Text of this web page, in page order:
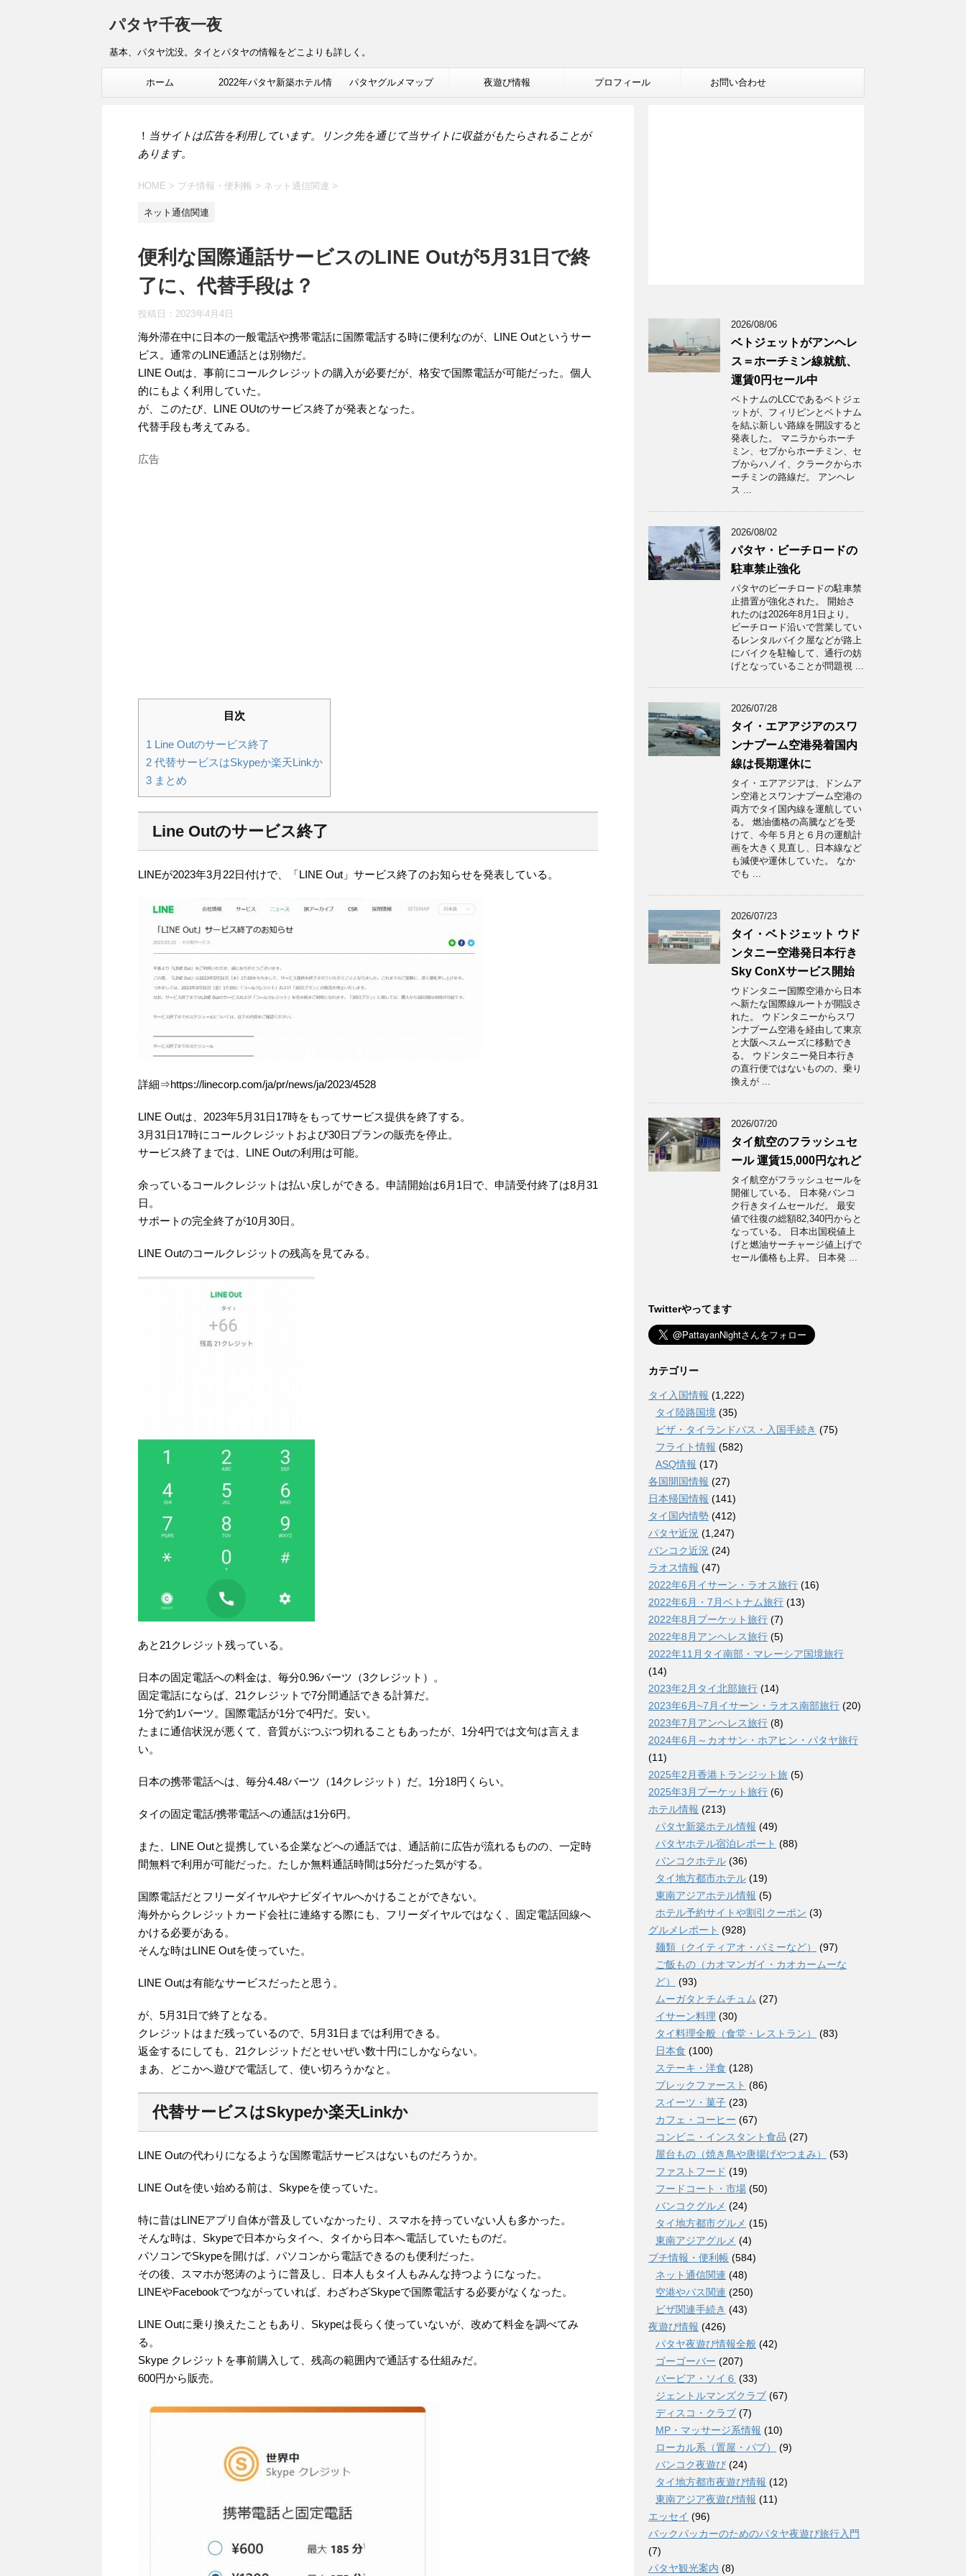
パタヤ千夜一夜
基本、パタヤ沈没。タイとパタヤの情報をどこよりも詳しく。
ホーム 2022年パタヤ新築ホテル情 パタヤグルメマップ 夜遊び情報 プロフィール お問い合わせ
！ 当サイトは広告を利用しています。リンク先を通じて当サイトに収益がもたらされることが
あります。
HOME > プチ情報・便利帳 > ネット通信関連 >
ネット通信関連
便利な国際通話サービスのLINE Outが5月31日で終
了に、代替手段は？
投稿日： 2023年4月4日
海外滞在中に日本の一般電話や携帯電話に国際電話する時に便利なのが、LINE Outというサー
ビス。通常のLINE通話とは別物だ。
LINE Outは、事前にコールクレジットの購入が必要だが、格安で国際電話が可能だった。個人
的にもよく利用していた。
が、このたび、LINE OUtのサービス終了が発表となった。
代替手段も考えてみる。
広告
目次
1 Line Outのサービス終了
2 代替サービスはSkypeか楽天Linkか
3 まとめ
Line Outのサービス終了
LINEが2023年3月22日付けで、「LINE Out」サービス終了のお知らせを発表している。
詳細⇒https://linecorp.com/ja/pr/news/ja/2023/4528
LINE Outは、2023年5月31日17時をもってサービス提供を終了する。
3月31日17時にコールクレジットおよび30日プランの販売を停止。
サービス終了までは、LINE Outの利用は可能。
余っているコールクレジットは払い戻しができる。申請開始は6月1日で、申請受付終了は8月31
日。
サポートの完全終了が10月30日。
LINE Outのコールクレジットの残高を見てみる。
あと21クレジット残っている。
日本の固定電話への料金は、毎分0.96バーツ（3クレジット）。
固定電話にならば、21クレジットで7分間通話できる計算だ。
1分で約1バーツ。国際電話が1分で4円だ。安い。
たまに通信状況が悪くて、音質がぶつぶつ切れることもあったが、1分4円では文句は言えま
い。
日本の携帯電話へは、毎分4.48バーツ（14クレジット）だ。1分18円くらい。
タイの固定電話/携帯電話への通話は1分6円。
また、LINE Outと提携している企業などへの通話では、通話前に広告が流れるものの、一定時
間無料で利用が可能だった。たしか無料通話時間は5分だった気がする。
国際電話だとフリーダイヤルやナビダイヤルへかけることができない。
海外からクレジットカード会社に連絡する際にも、フリーダイヤルではなく、固定電話回線へ
かける必要がある。
そんな時はLINE Outを使っていた。
LINE Outは有能なサービスだったと思う。
が、5月31日で終了となる。
クレジットはまだ残っているので、5月31日までは利用できる。
返金するにしても、21クレジットだとせいぜい数十円にしかならない。
まあ、どこかへ遊びで電話して、使い切ろうかなと。
代替サービスはSkypeか楽天Linkか
LINE Outの代わりになるような国際電話サービスはないものだろうか。
LINE Outを使い始める前は、Skypeを使っていた。
特に昔はLINEアプリ自体が普及していなかったり、スマホを持っていない人も多かった。
そんな時は、Skypeで日本からタイへ、タイから日本へ電話していたものだ。
パソコンでSkypeを開けば、パソコンから電話できるのも便利だった。
その後、スマホが怒涛のように普及し、日本人もタイ人もみんな持つようになった。
LINEやFacebookでつながっていれば、わざわざSkypeで国際電話する必要がなくなった。
LINE Outに乗り換えたこともあり、Skypeは長らく使っていないが、改めて料金を調べてみ
る。
Skype クレジットを事前購入して、残高の範囲内で通話する仕組みだ。
600円から販売。
2026/08/06
ベトジェットがアンヘレ
ス＝ホーチミン線就航、
運賃0円セール中
ベトナムのLCCであるベトジェ
ットが、フィリピンとベトナム
を結ぶ新しい路線を開設すると
発表した。 マニラからホーチ
ミン、セブからホーチミン、セ
ブからハノイ、クラークからホ
ーチミンの路線だ。 アンヘレ
ス ...
2026/08/02
パタヤ・ビーチロードの
駐車禁止強化
パタヤのビーチロードの駐車禁
止措置が強化された。 開始さ
れたのは2026年8月1日より。
ビーチロード沿いで営業してい
るレンタルバイク屋などが路上
にバイクを駐輪して、通行の妨
げとなっていることが問題視 ...
2026/07/28
タイ・エアアジアのスワ
ンナプーム空港発着国内
線は長期運休に
タイ・エアアジアは、ドンムア
ン空港とスワンナプーム空港の
両方でタイ国内線を運航してい
る。 燃油価格の高騰などを受
けて、今年５月と６月の運航計
画を大きく見直し、日本線など
も減便や運休していた。 なか
でも ...
2026/07/23
タイ・ベトジェット ウド
ンタニー空港発日本行き
Sky ConXサービス開始
ウドンタニー国際空港から日本
へ新たな国際線ルートが開設さ
れた。 ウドンタニーからスワ
ンナプーム空港を経由して東京
と大阪へスムーズに移動でき
る。 ウドンタニー発日本行き
の直行便ではないものの、乗り
換えが ...
2026/07/20
タイ航空のフラッシュセ
ール 運賃15,000円なれど
タイ航空がフラッシュセールを
開催している。 日本発バンコ
ク行きタイムセールだ。 最安
値で往復の総額82,340円からと
なっている。 日本出国税値上
げと燃油サーチャージ値上げで
セール価格も上昇。 日本発 ...
Twitterやってます
カテゴリー
タイ入国情報 (1,222)
タイ陸路国境 (35)
ビザ・タイランドパス・入国手続き (75)
フライト情報 (582)
ASQ情報 (17)
各国開国情報 (27)
日本帰国情報 (141)
タイ国内情勢 (412)
パタヤ近況 (1,247)
バンコク近況 (24)
ラオス情報 (47)
2022年6月イサーン・ラオス旅行 (16)
2022年6月・7月ベトナム旅行 (13)
2022年8月プーケット旅行 (7)
2022年8月アンヘレス旅行 (5)
2022年11月タイ南部・マレーシア国境旅行
(14)
2023年2月タイ北部旅行 (14)
2023年6月~7月イサーン・ラオス南部旅行 (20)
2023年7月アンヘレス旅行 (8)
2024年6月～カオサン・ホアヒン・パタヤ旅行
(11)
2025年2月香港トランジット旅 (5)
2025年3月プーケット旅行 (6)
ホテル情報 (213)
パタヤ新築ホテル情報 (49)
パタヤホテル宿泊レポート (88)
バンコクホテル (36)
タイ地方都市ホテル (19)
東南アジアホテル情報 (5)
ホテル予約サイトや割引クーポン (3)
グルメレポート (928)
麺類（クイティアオ・バミーなど）
(97)
ご飯もの（カオマンガイ・カオカームーな
ど）
(93)
ムーガタとチムチュム (27)
イサーン料理 (30)
タイ料理全般（食堂・レストラン）
(83)
日本食 (100)
ステーキ・洋食 (128)
ブレックファースト (86)
スイーツ・菓子 (23)
カフェ・コーヒー (67)
コンビニ・インスタント食品 (27)
屋台もの（焼き鳥や唐揚げやつまみ）
(53)
ファストフード (19)
フードコート・市場 (50)
バンコクグルメ (24)
タイ地方都市グルメ (15)
東南アジアグルメ (4)
プチ情報・便利帳 (584)
ネット通信関連 (48)
空港やバス関連 (250)
ビザ関連手続き (43)
夜遊び情報 (426)
パタヤ夜遊び情報全般 (42)
ゴーゴーバー (207)
バービア・ソイ６ (33)
ジェントルマンズクラブ (67)
ディスコ・クラブ (7)
MP・マッサージ系情報 (10)
ローカル系（置屋・パブ）
(9)
バンコク夜遊び (24)
タイ地方都市夜遊び情報 (12)
東南アジア夜遊び情報 (11)
エッセイ (96)
バックパッカーのためのパタヤ夜遊び旅行入門
(7)
パタヤ観光案内 (8)